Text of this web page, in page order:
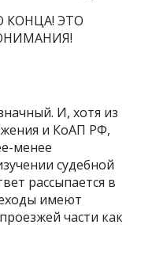
КОНЦА! ЭТО
И, хотя из
и КоАП РФ,
менее
судебной
рассыпается в
имеют
части как